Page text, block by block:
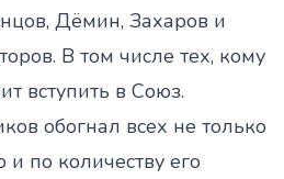
Дёмин, Захаров и
В том числе тех, кому
вступить в Союз.
обогнал всех не только
и по количеству его